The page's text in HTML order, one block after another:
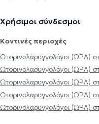
Χρήσιμοι σύνδεσμοι
Κοντινές περιοχές
Ωτορινολαρυγγολόγοι (ΩΡΛ)
Ωτορινολαρυγγολόγοι (ΩΡΛ)
Ωτορινολαρυγγολόγοι (ΩΡΛ)
Ωτορινολαρυγγολόγοι (ΩΡΛ)
Ωτορινολαρυγγολόγοι (ΩΡΛ)